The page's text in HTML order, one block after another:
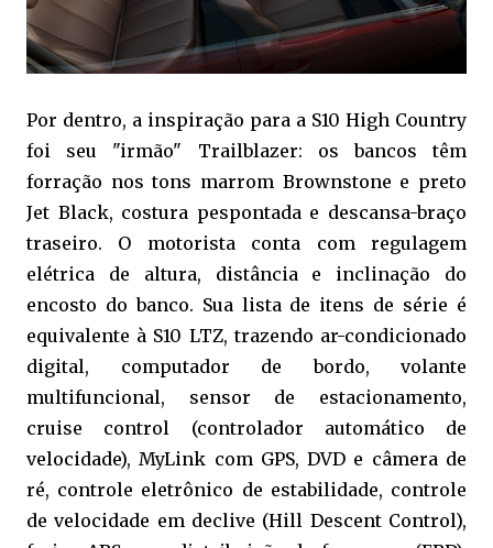
Por dentro, a inspiração para a S10 High Country
foi seu "irmão" Trailblazer: os bancos têm
forração nos tons marrom Brownstone e preto
Jet Black, costura pespontada e descansa-braço
traseiro. O motorista conta com regulagem
elétrica de altura, distância e inclinação do
encosto do banco. Sua lista de itens de série é
equivalente à S10 LTZ, trazendo ar-condicionado
digital, computador de bordo, volante
multifuncional, sensor de estacionamento,
cruise control (controlador automático de
velocidade), MyLink com GPS, DVD e câmera de
ré, controle eletrônico de estabilidade, controle
de velocidade em declive (Hill Descent Control),